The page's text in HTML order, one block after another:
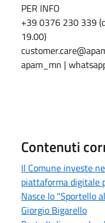
PER INFO
+39 0376 230 339
19.00)
apam_mn |
Contenuti
Il Comune investe
piattaforma digitale
Nasce lo "Sportello
Giorgio Bigarello